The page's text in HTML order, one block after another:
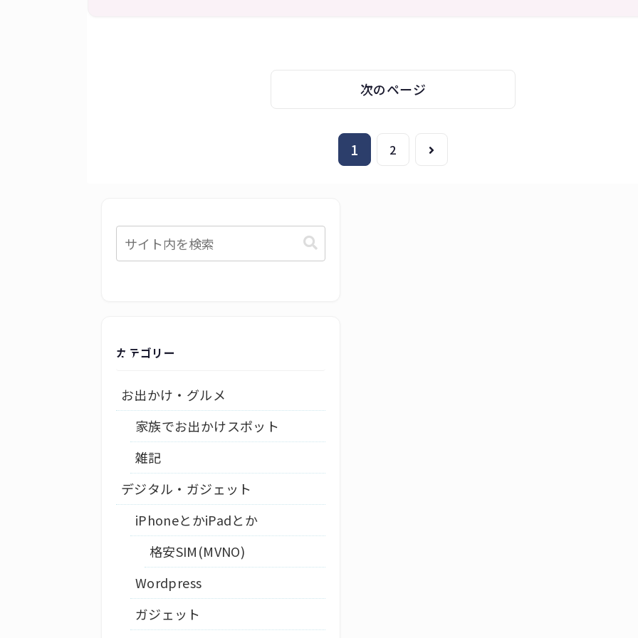
次のページ
1 2
次
カテゴリー
お出かけ・グルメ
家族でお出かけスポット
雑記
デジタル・ガジェット
iPhoneとかiPadとか
格安SIM(MVNO)
Wordpress
ガジェット